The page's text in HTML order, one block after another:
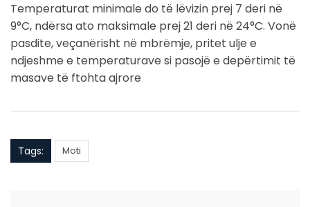
Temperaturat minimale do të lëvizin prej 7 deri në
9°C, ndërsa ato maksimale prej 21 deri në 24°C. Vonë
pasdite, veçanërisht në mbrëmje, pritet ulje e
ndjeshme e temperaturave si pasojë e depërtimit të
masave të ftohta ajrore
Tags: Moti